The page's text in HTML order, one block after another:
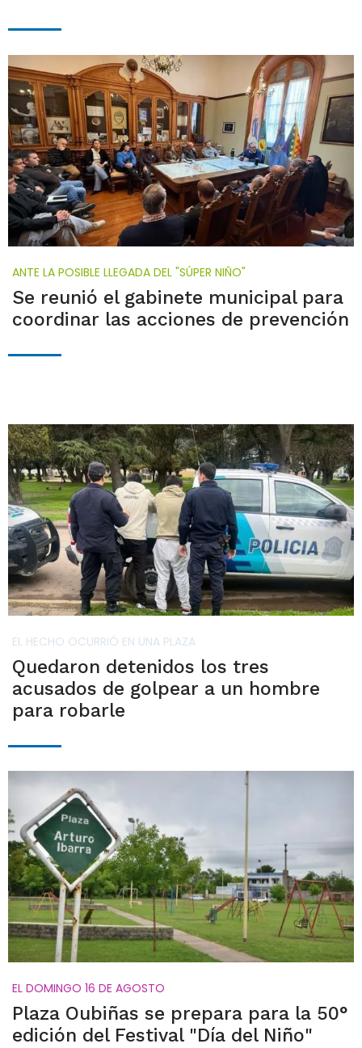
ANTE LA POSIBLE LLEGADA DEL "SÚPER NIÑO"
Se reunió el gabinete municipal para
coordinar las acciones de prevención
EL HECHO OCURRIÓ EN UNA PLAZA
Quedaron detenidos los tres
acusados de golpear a un hombre
para robarle
EL DOMINGO 16 DE AGOSTO
Plaza Oubiñas se prepara para la 50°
edición del Festival "Día del Niño"